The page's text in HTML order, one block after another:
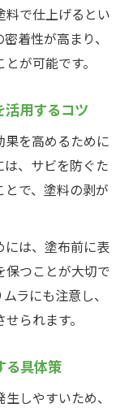
塗り方
的な選び方
る塗り重ね術
方と塗布手順
処理技術
ンス
塗り方ガイド
メンテナンス
部ケアのコツ
訣
長期間予防
で仕上げるとい
着性が高まり、
が可能です。
活用するコツ
を高めるために
、サビを防ぐた
で、塗料の剥が
には、塗布前に表
保つことが大切で
ラにも注意し、
られます。
る具体策
しやすいため、